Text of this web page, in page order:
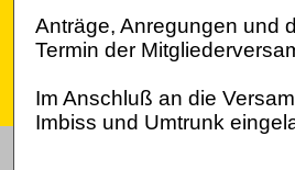
Anträge, Anregungen und
Termin der
Im Anschluß an die
Imbiss und Umtrunk